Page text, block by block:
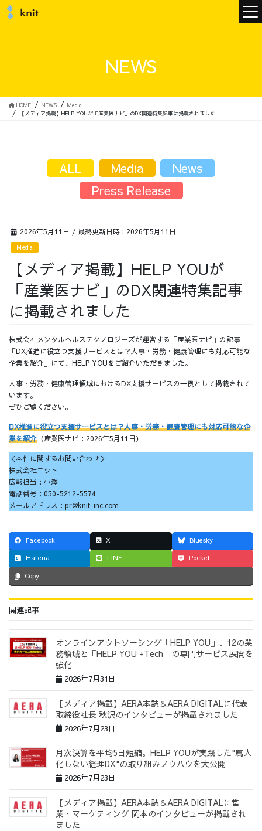
サービス
採用情報
採用情報トップ チームインタビュー01
お問い合わせ
NEWS
HOME NEWS
Media
【メディア掲載】HELP YOUが「産業医ナビ」のDX関連特集記事に掲載されました
2026年5月11日 / 最終更新日時 : 2026年5月11日
Media
【メディア掲載】HELP YOUが
「産業医ナビ」のDX関連特集記事
に掲載されました
株式会社メンタルヘルステクノロジーズが運営する「産業医ナビ」の記事
「DX推進に役立つ支援サービスとは？人事・労務・健康管理にも対応可能な
企業を紹介」にて、HELP YOUをご紹介いただきました。
人事・労務・健康管理領域におけるDX支援サービスの一例として掲載されて
います。
ぜひご覧ください。
DX推進に役立つ支援サービスとは？人事・労務・健康管理にも対応可能な企
業を紹介 （産業医ナビ：2026年5月11日）
＜本件に関するお問い合わせ＞
株式会社ニット
広報担当：小澤
電話番号：050-5212-5574
メールアドレス：pr@knit-inc.com
Facebook X
Bluesky
Hatena
LINE Pocket
Copy
関連記事
オンラインアウトソーシング「HELP YOU」、12の業
務領域と「HELP YOU +Tech」の専門サービス展開を
強化
2026年7月31日
【メディア掲載】AERA本誌＆AERA DIGITALに代表
取締役社長 秋沢のインタビューが掲載されました
2026年7月23日
月次決算を平均5日短縮。HELP YOUが実践した"属人
化しない経理DX"の取り組みノウハウを大公開
2026年7月23日
【メディア掲載】AERA本誌＆AERA DIGITALに営
業・マーケティング 岡本のインタビューが掲載され
ました
ALL Media
News
Press Release